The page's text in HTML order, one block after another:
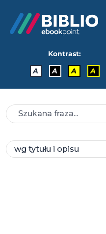
Kontrast:
A
A A A